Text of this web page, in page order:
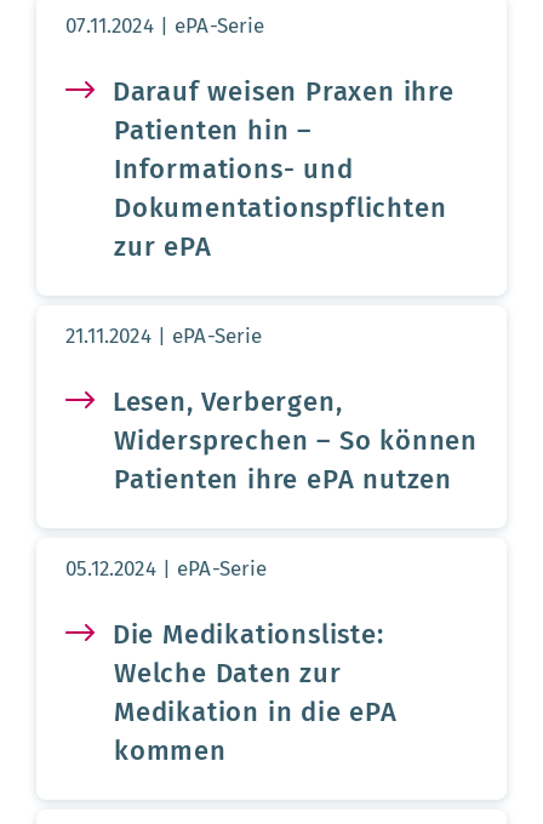
Aktualisierungsdatum:
07.11.2024 ePA-Serie
Darauf weisen Praxen ihre
Patienten hin –
Informations- und
Dokumentationspflichten
zur ePA
Aktualisierungsdatum:
21.11.2024 ePA-Serie
Lesen, Verbergen,
Widersprechen – So können
Patienten ihre ePA nutzen
Aktualisierungsdatum:
05.12.2024 ePA-Serie
Die Medikationsliste:
Welche Daten zur
Medikation in die ePA
kommen